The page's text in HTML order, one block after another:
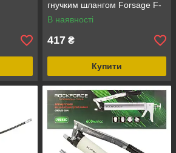
гнучким шлангом Forsage F-
0708
В наявності
417 ₴
Купити